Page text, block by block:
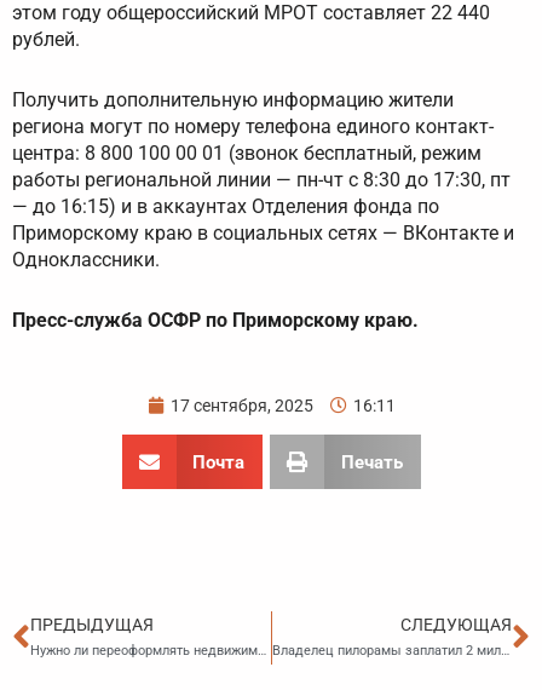
этом году общероссийский МРОТ составляет 22 440
рублей.
Получить дополнительную информацию жители
региона могут по номеру телефона единого контакт-
центра: 8 800 100 00 01 (звонок бесплатный, режим
работы региональной линии — пн-чт с 8:30 до 17:30, пт
— до 16:15) и в аккаунтах Отделения фонда по
Приморскому краю в социальных сетях — ВКонтакте и
Одноклассники.
Пресс-служба ОСФР по Приморскому краю.
17 сентября, 2025 16:11
Почта Печать
Пред
ПРЕДЫДУЩАЯ
Нужно ли переоформлять недвижимость, приобретенную до 1998 года?
СЛЕДУЮЩАЯ
Владелец пилорамы заплатил 2 миллиона за гибель ребёнка